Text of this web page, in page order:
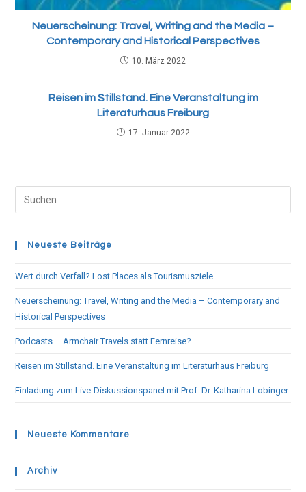
Neuerscheinung: Travel, Writing and the Media –
Contemporary and Historical Perspectives
10. März 2022
Reisen im Stillstand. Eine Veranstaltung im
Literaturhaus Freiburg
17. Januar 2022
Neueste Beiträge
Wert durch Verfall? Lost Places als Tourismusziele
Neuerscheinung: Travel, Writing and the Media – Contemporary and
Historical Perspectives
Podcasts – Armchair Travels statt Fernreise?
Reisen im Stillstand. Eine Veranstaltung im Literaturhaus Freiburg
Einladung zum Live-Diskussionspanel mit Prof. Dr. Katharina Lobinger
Neueste Kommentare
Archiv